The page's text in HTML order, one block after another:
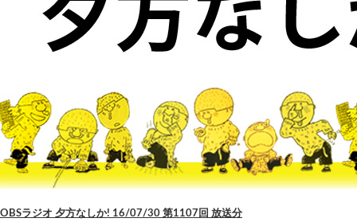
OBSラジオ 夕方なしか! 16/07/30 第1107回 放送分